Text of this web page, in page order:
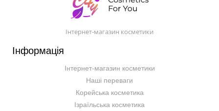
Інтернет-магазин косметики
Інформація
Інтернет-магазин косметики
Наші переваги
Корейська косметика
Ізраїльська косметика